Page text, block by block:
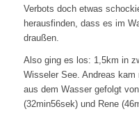
Verbots doch etwas
herausfinden, dass es im
draußen.
Also ging es los: 1,5km in
Wisseler See. Andreas kam
aus dem Wasser gefolgt
(32min56sek) und Rene